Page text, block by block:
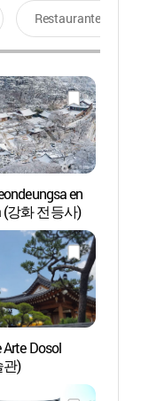
Restaurantes
en
(강화 전등사)
Arte Dosol
관)